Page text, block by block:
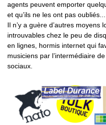
agents peuvent emporter
et qu’ils ne les ont pas oubliés...
Il n’y a guère d’autres moyens
introuvables chez le peu de
en lignes, hormis internet qui
musiciens par l’intermédiaire
sociaux.